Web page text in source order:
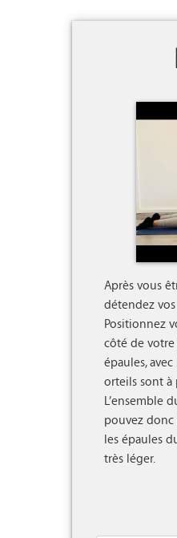
Après vous
détendez
Positionnez
côté de votre
épaules,
orteils sont à
L’ensemble
pouvez
les épaules
très léger.